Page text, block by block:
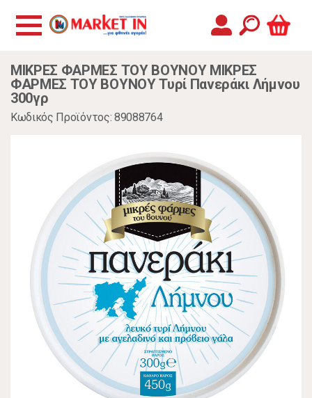
ΜΙΚΡΕΣ ΦΑΡΜΕΣ ΤΟΥ ΒΟΥΝΟΥ ΜΙΚΡΕΣ
ΦΑΡΜΕΣ ΤΟΥ ΒΟΥΝΟΥ Τυρί Πανεράκι Λήμνου
300γρ
Κωδικός Προϊόντος: 89088764